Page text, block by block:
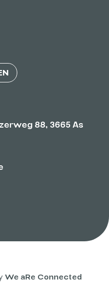
88, 3665 As
We aRe Connected